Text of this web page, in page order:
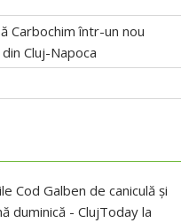
Carbochim într-un nou
Cluj-Napoca
Cod Galben de caniculă și
duminică - ClujToday la